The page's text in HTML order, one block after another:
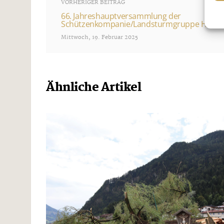
VORHERIGER BEITRAG
66. Jahreshauptversammlung der
Schützenkompanie/Landsturmgruppe Hart
Mittwoch, 19. Februar 2025
Ähnliche Artikel